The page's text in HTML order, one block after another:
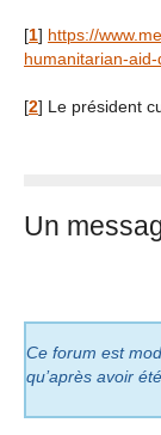
[1] https://
humanitarian-
[2] Le président
Un
Ce forum est
qu’après avoir